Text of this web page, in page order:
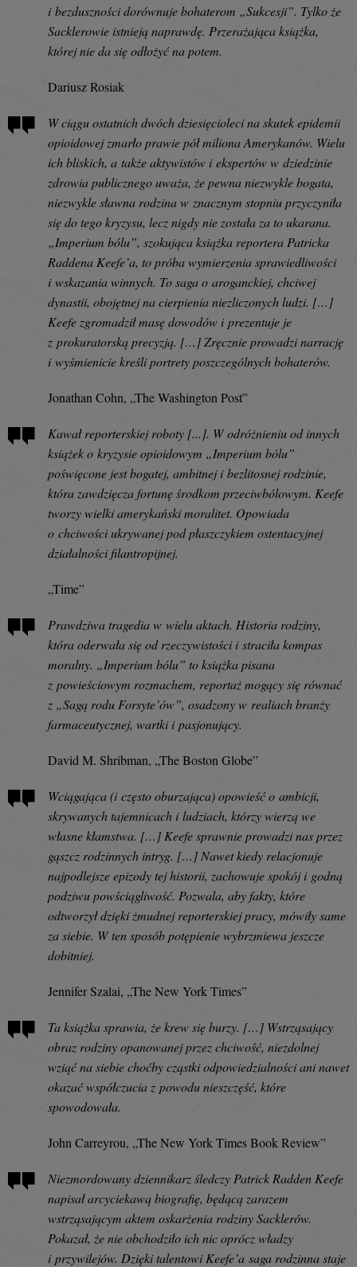
i bezduszności dorównuje bohaterom „Sukcesji”. Tylko że
Sacklerowie istnieją naprawdę. Przerażająca książka,
której nie da się odłożyć na potem.
Dariusz Rosiak
W ciągu ostatnich dwóch dziesięcioleci na skutek epidemii
opioidowej zmarło prawie pół miliona Amerykanów. Wielu
ich bliskich, a także aktywistów i ekspertów w dziedzinie
zdrowia publicznego uważa, że pewna niezwykle bogata,
niezwykle sławna rodzina w znacznym stopniu przyczyniła
się do tego kryzysu, lecz nigdy nie została za to ukarana.
„Imperium bólu”, szokująca książka reportera Patricka
Raddena Keefe’a, to próba wymierzenia sprawiedliwości
i wskazania winnych. To saga o aroganckiej, chciwej
dynastii, obojętnej na cierpienia niezliczonych ludzi. […]
Keefe zgromadził masę dowodów i prezentuje je
z prokuratorską precyzją. […] Zręcznie prowadzi narrację
i wyśmienicie kreśli portrety poszczególnych bohaterów.
Jonathan Cohn, „The Washington Post”
Kawał reporterskiej roboty [...]. W odróżnieniu od innych
książek o kryzysie opioidowym „Imperium bólu”
poświęcone jest bogatej, ambitnej i bezlitosnej rodzinie,
która zawdzięcza fortunę środkom przeciwbólowym. Keefe
tworzy wielki amerykański moralitet. Opowiada
o chciwości ukrywanej pod płaszczykiem ostentacyjnej
działalności filantropijnej.
„Time”
Prawdziwa tragedia w wielu aktach. Historia rodziny,
która oderwała się od rzeczywistości i straciła kompas
moralny. „Imperium bólu” to książka pisana
z powieściowym rozmachem, reportaż mogący się równać
z „Sagą rodu Forsyte’ów”, osadzony w realiach branży
farmaceutycznej, wartki i pasjonujący.
David M. Shribman, „The Boston Globe”
Wciągająca (i często oburzająca) opowieść o ambicji,
skrywanych tajemnicach i ludziach, którzy wierzą we
własne kłamstwa. […] Keefe sprawnie prowadzi nas przez
gąszcz rodzinnych intryg. […] Nawet kiedy relacjonuje
najpodlejsze epizody tej historii, zachowuje spokój i godną
podziwu powściągliwość. Pozwala, aby fakty, które
odtworzył dzięki żmudnej reporterskiej pracy, mówiły same
za siebie. W ten sposób potępienie wybrzmiewa jeszcze
dobitniej.
Jennifer Szalai, „The New York Times”
Ta książka sprawia, że krew się burzy. […] Wstrząsający
obraz rodziny opanowanej przez chciwość, niezdolnej
wziąć na siebie choćby cząstki odpowiedzialności ani nawet
okazać współczucia z powodu nieszczęść, które
spowodowała.
John Carreyrou, „The New York Times Book Review”
Niezmordowany dziennikarz śledczy Patrick Radden Keefe
napisał arcyciekawą biografię, będącą zarazem
wstrząsającym aktem oskarżenia rodziny Sacklerów.
Pokazał, że nie obchodziło ich nic oprócz władzy
i przywilejów. Dzięki talentowi Keefe’a saga rodzinna staje